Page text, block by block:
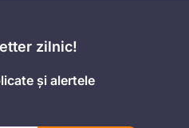
zilnic!
și alertele